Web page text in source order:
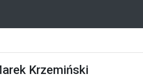
Krzemiński